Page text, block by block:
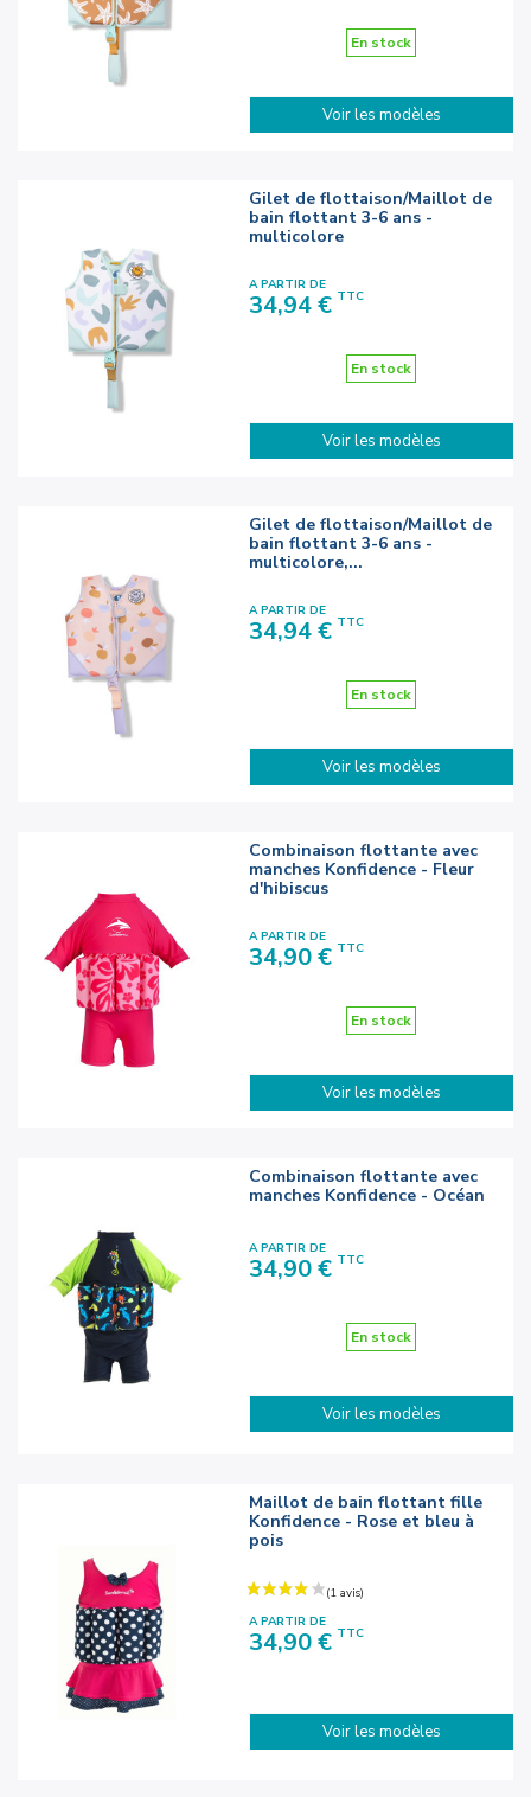
En stock
Voir les modèles
A PARTIR DE
Prix
34,94 € TTC
Gilet de flottaison/Maillot de
bain flottant 3-6 ans -
multicolore
En stock
Voir les modèles
A PARTIR DE
Prix
34,94 € TTC
Gilet de flottaison/Maillot de
bain flottant 3-6 ans -
multicolore,...
En stock
Voir les modèles
A PARTIR DE
Prix
34,90 € TTC
Combinaison flottante avec
manches Konfidence - Fleur
d'hibiscus
En stock
Voir les modèles
A PARTIR DE
Prix
34,90 € TTC
Combinaison flottante avec
manches Konfidence - Océan
En stock
Voir les modèles
A PARTIR DE
Prix
34,90 € TTC
Maillot de bain flottant fille
Konfidence - Rose et bleu à
pois
Voir les modèles